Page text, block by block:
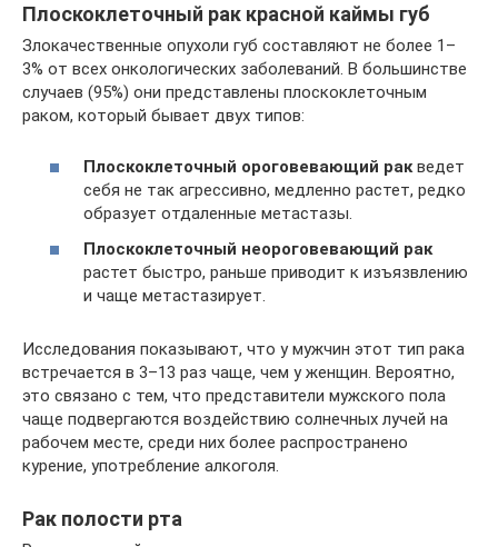
Плоскоклеточный рак красной каймы губ
Злокачественные опухоли губ составляют не более 1–
3% от всех онкологических заболеваний. В большинстве
случаев (95%) они представлены плоскоклеточным
раком, который бывает двух типов:
Плоскоклеточный ороговевающий ракведет
себя не так агрессивно, медленно растет, редко
образует отдаленные метастазы.
Плоскоклеточный неороговевающий рак
растет быстро, раньше приводит к изъязвлению
и чаще метастазирует.
Исследования показывают, что у мужчин этот тип рака
встречается в 3–13 раз чаще, чем у женщин. Вероятно,
это связано с тем, что представители мужского пола
чаще подвергаются воздействию солнечных лучей на
рабочем месте, среди них более распространено
курение, употребление алкоголя.
Рак полости рта